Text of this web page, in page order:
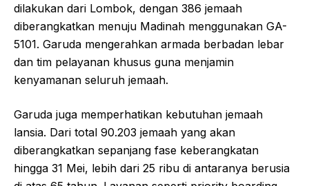
dilakukan dari Lombok, dengan 386 jemaah
diberangkatkan menuju Madinah menggunakan GA-
5101. Garuda mengerahkan armada berbadan lebar
dan tim pelayanan khusus guna menjamin
kenyamanan seluruh jemaah.
Garuda juga memperhatikan kebutuhan jemaah
lansia. Dari total 90.203 jemaah yang akan
diberangkatkan sepanjang fase keberangkatan
hingga 31 Mei, lebih dari 25 ribu di antaranya berusia